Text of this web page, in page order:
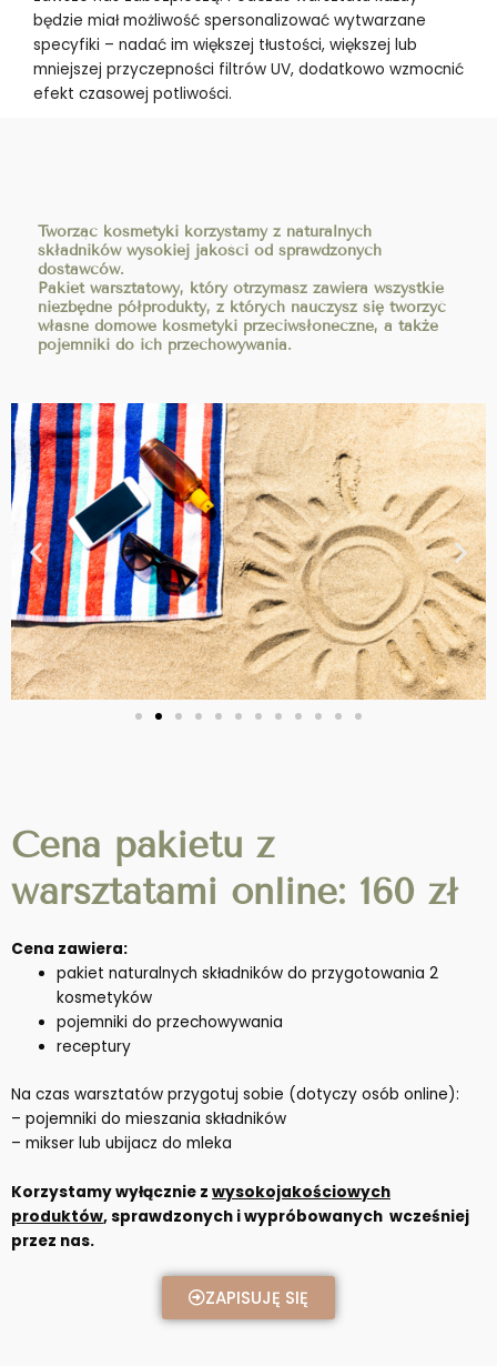
będzie miał możliwość spersonalizować wytwarzane
specyfiki – nadać im większej tłustości, większej lub
mniejszej przyczepności filtrów UV, dodatkowo wzmocnić
efekt czasowej potliwości.
Tworząc kosmetyki korzystamy z naturalnych
składników wysokiej jakości od sprawdzonych
dostawców.
Pakiet warsztatowy, który otrzymasz zawiera wszystkie
niezbędne półprodukty, z których nauczysz się tworzyć
własne domowe kosmetyki przeciwsłoneczne, a także
pojemniki do ich przechowywania.
Cena pakietu z
warsztatami online: 160 zł
Cena zawiera:
pakiet naturalnych składników do przygotowania 2
kosmetyków
pojemniki do przechowywania
receptury
Na czas warsztatów przygotuj sobie (dotyczy osób online):
– pojemniki do mieszania składników
– mikser lub ubijacz do mleka
Korzystamy wyłącznie z wysokojakościowych
produktów, sprawdzonych i wypróbowanych wcześniej
przez nas.
ZAPISUJĘ SIĘ